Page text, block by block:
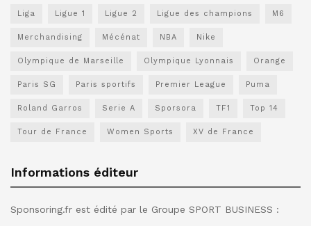
Liga Ligue 1 Ligue 2 Ligue des champions M6
Merchandising Mécénat NBA Nike
Olympique de Marseille Olympique Lyonnais Orange
Paris SG Paris sportifs Premier League Puma
Roland Garros Serie A Sporsora TF1 Top 14
Tour de France Women Sports XV de France
Informations éditeur
Sponsoring.fr est édité par le Groupe SPORT BUSINESS :